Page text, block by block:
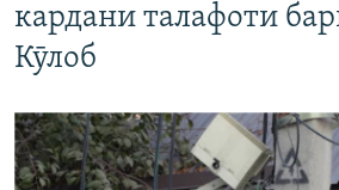
кардани талафоти
Кӯлоб